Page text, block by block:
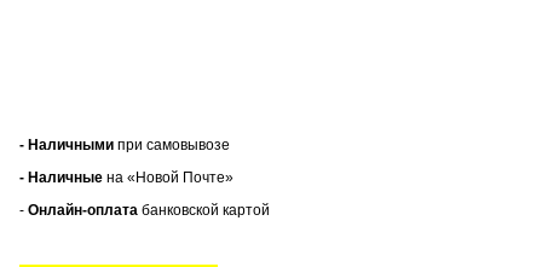
- Наличными при самовывозе
- Наличные на «Новой Почте»
- Онлайн-оплата банковской картой